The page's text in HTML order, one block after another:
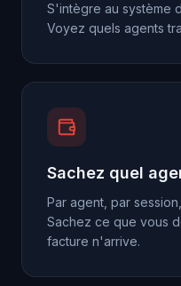
S'intègre au système
Voyez quels agents
Sachez quel
Par agent, par
Sachez ce que vous
facture n'arrive.